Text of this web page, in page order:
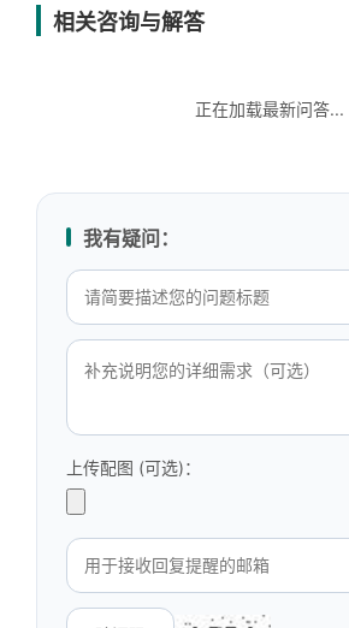
相关咨询与解答
正在加载最新问答...
我有疑问：
上传配图 (可选)：